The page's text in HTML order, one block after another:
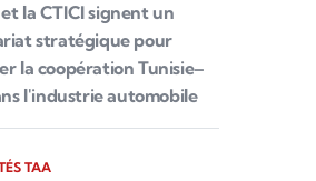
la CTICI signent un
stratégique pour
la coopération Tunisie–
l'industrie automobile
TAA